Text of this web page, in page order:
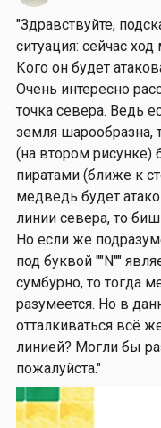
и
я
О
р
л
о
в
а
"Здравствуйте,
ситуация: сейчас
Кого он будет
Очень интересно
точка севера. Ведь
земля шарообразна,
(на втором
пиратами (ближе к
медведь будет
линии севера, то
Но если же
под буквой ""N""
сумбурно, то тогда
разумеется. Но в
отталкиваться всё
линией? Могли бы
пожалуйста."